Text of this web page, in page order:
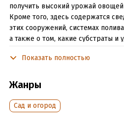
получить высокий урожай
Кроме того, здесь содержатся
этих сооружений, системах
а также о том, какие субстраты и
Подробная информация
Объем:278081
Показать полностью
Жанры
Сад и огород